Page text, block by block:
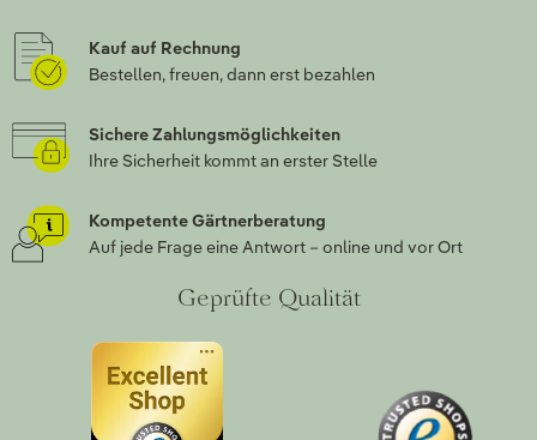
Kauf auf Rechnung
Bestellen, freuen, dann erst bezahlen
Sichere Zahlungsmöglichkeiten
Ihre Sicherheit kommt an erster Stelle
Kompetente Gärtnerberatung
Auf jede Frage eine Antwort – online und vor Ort
Geprüfte Qualität